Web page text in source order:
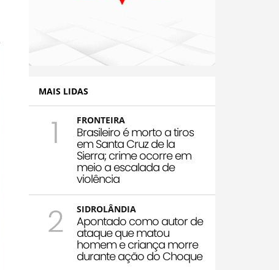
MAIS LIDAS
1 FRONTEIRA
Brasileiro é morto a tiros
em Santa Cruz de la
Sierra; crime ocorre em
meio a escalada de
violência
2 SIDROLÂNDIA
Apontado como autor de
ataque que matou
homem e criança morre
durante ação do Choque